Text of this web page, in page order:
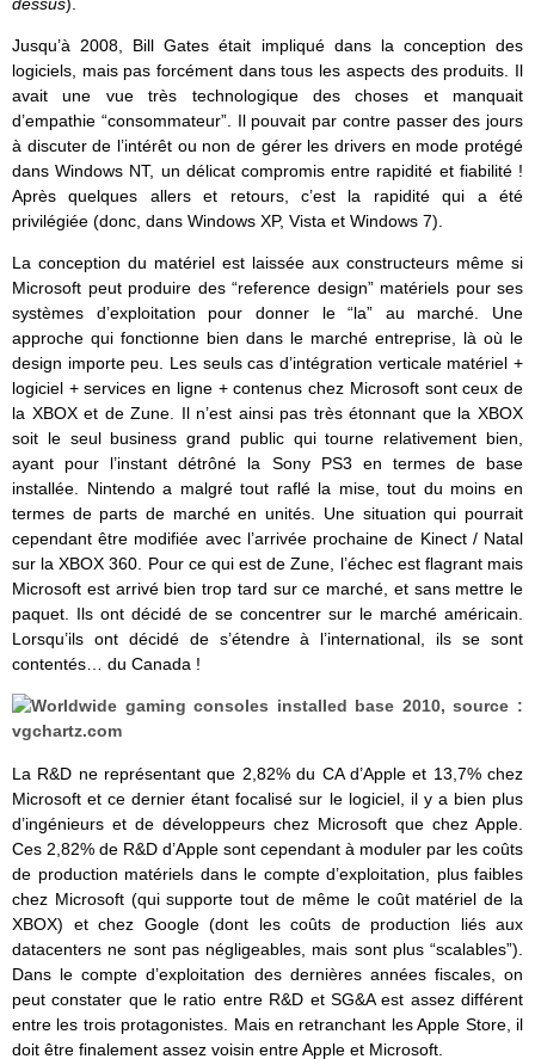
dessus).
Jusqu’à 2008, Bill Gates était impliqué dans la conception des
logiciels, mais pas forcément dans tous les aspects des produits. Il
avait une vue très technologique des choses et manquait
d’empathie “consommateur”. Il pouvait par contre passer des jours
à discuter de l’intérêt ou non de gérer les drivers en mode protégé
dans Windows NT, un délicat compromis entre rapidité et fiabilité !
Après quelques allers et retours, c’est la rapidité qui a été
privilégiée (donc, dans Windows XP, Vista et Windows 7).
La conception du matériel est laissée aux constructeurs même si
Microsoft peut produire des “reference design” matériels pour ses
systèmes d’exploitation pour donner le “la” au marché. Une
approche qui fonctionne bien dans le marché entreprise, là où le
design importe peu. Les seuls cas d’intégration verticale matériel +
logiciel + services en ligne + contenus chez Microsoft sont ceux de
la XBOX et de Zune. Il n’est ainsi pas très étonnant que la XBOX
soit le seul business grand public qui tourne relativement bien,
ayant pour l’instant détrôné la Sony PS3 en termes de base
installée. Nintendo a malgré tout raflé la mise, tout du moins en
termes de parts de marché en unités. Une situation qui pourrait
cependant être modifiée avec l’arrivée prochaine de Kinect / Natal
sur la XBOX 360. Pour ce qui est de Zune, l’échec est flagrant mais
Microsoft est arrivé bien trop tard sur ce marché, et sans mettre le
paquet. Ils ont décidé de se concentrer sur le marché américain.
Lorsqu’ils ont décidé de s’étendre à l’international, ils se sont
contentés… du Canada !
La R&D ne représentant que 2,82% du CA d’Apple et 13,7% chez
Microsoft et ce dernier étant focalisé sur le logiciel, il y a bien plus
d’ingénieurs et de développeurs chez Microsoft que chez Apple.
Ces 2,82% de R&D d’Apple sont cependant à moduler par les coûts
de production matériels dans le compte d’exploitation, plus faibles
chez Microsoft (qui supporte tout de même le coût matériel de la
XBOX) et chez Google (dont les coûts de production liés aux
datacenters ne sont pas négligeables, mais sont plus “scalables”).
Dans le compte d’exploitation des dernières années fiscales, on
peut constater que le ratio entre R&D et SG&A est assez différent
entre les trois protagonistes. Mais en retranchant les Apple Store, il
doit être finalement assez voisin entre Apple et Microsoft.